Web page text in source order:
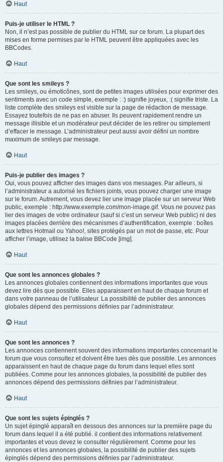
Haut
Puis-je utiliser le HTML ?
Non, il n’est pas possible de publier du HTML sur ce forum. La plupart des
mises en forme permises par le HTML peuvent être appliquées avec les
BBCodes.
Haut
Que sont les smileys ?
Les smileys, ou émoticônes, sont de petites images utilisées pour exprimer des
sentiments avec un code simple, exemple : :) signifie joyeux, :( signifie triste. La
liste complète des smileys est visible sur la page de rédaction de message.
Essayez toutefois de ne pas en abuser. Ils peuvent rapidement rendre un
message illisible et un modérateur peut décider de les retirer ou simplement
d’effacer le message. L’administrateur peut aussi avoir défini un nombre
maximum de smileys par message.
Haut
Puis-je publier des images ?
Oui, vous pouvez afficher des images dans vos messages. Par ailleurs, si
l’administrateur a autorisé les fichiers joints, vous pouvez charger une image
sur le forum. Autrement, vous devez lier une image placée sur un serveur Web
public, exemple : http://www.exemple.com/mon-image.gif. Vous ne pouvez pas
lier des images de votre ordinateur (sauf si c’est un serveur Web public) ni des
images placées derrière des mécanismes d’authentification, exemple : boîtes
aux lettres Hotmail ou Yahoo!, sites protégés par un mot de passe, etc. Pour
afficher l’image, utilisez la balise BBCode [img].
Haut
Que sont les annonces globales ?
Les annonces globales contiennent des informations importantes que vous
devez lire dès que possible. Elles apparaissent en haut de chaque forum et
dans votre panneau de l’utilisateur. La possibilité de publier des annonces
globales dépend des permissions définies par l’administrateur.
Haut
Que sont les annonces ?
Les annonces contiennent souvent des informations importantes concernant le
forum que vous consultez et doivent être lues dès que possible. Les annonces
apparaissent en haut de chaque page du forum dans lequel elles sont
publiées. Comme pour les annonces globales, la possibilité de publier des
annonces dépend des permissions définies par l’administrateur.
Haut
Que sont les sujets épinglés ?
Un sujet épinglé apparaît en dessous des annonces sur la première page du
forum dans lequel il a été publié. il contient des informations relativement
importantes et vous devez le consulter régulièrement. Comme pour les
annonces et les annonces globales, la possibilité de publier des sujets
épinglés dépend des permissions définies par l’administrateur.